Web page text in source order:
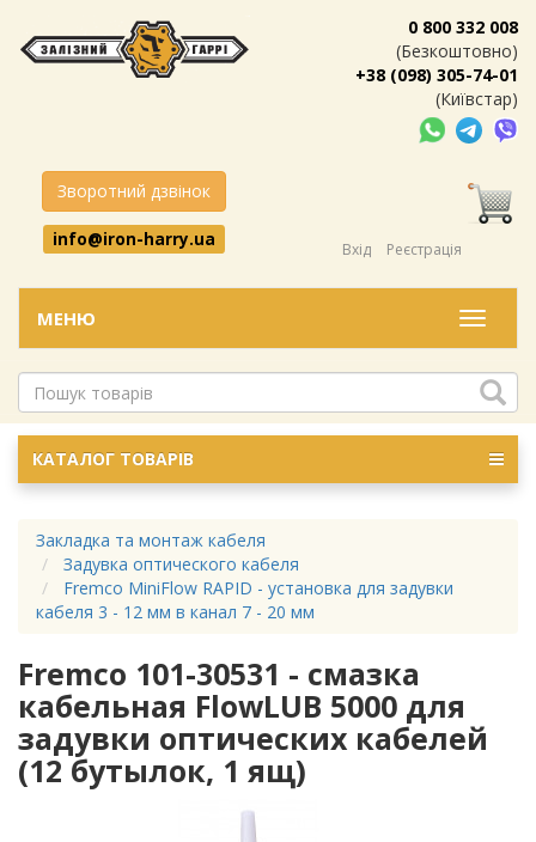
0 800 332 008
(Безкоштовно)
+38 (098) 305-74-01
(Київстар)
Зворотний дзвінок
info@iron-harry.ua
Вхід Реєстрація
Меню
МЕНЮ
КАТАЛОГ ТОВАРІВ
Закладка та монтаж кабеля
Задувка оптического кабеля
Fremco MiniFlow RAPID - установка для задувки
кабеля 3 - 12 мм в канал 7 - 20 мм
Fremco 101-30531 - смазка
кабельная FlowLUB 5000 для
задувки оптических кабелей
(12 бутылок, 1 ящ)